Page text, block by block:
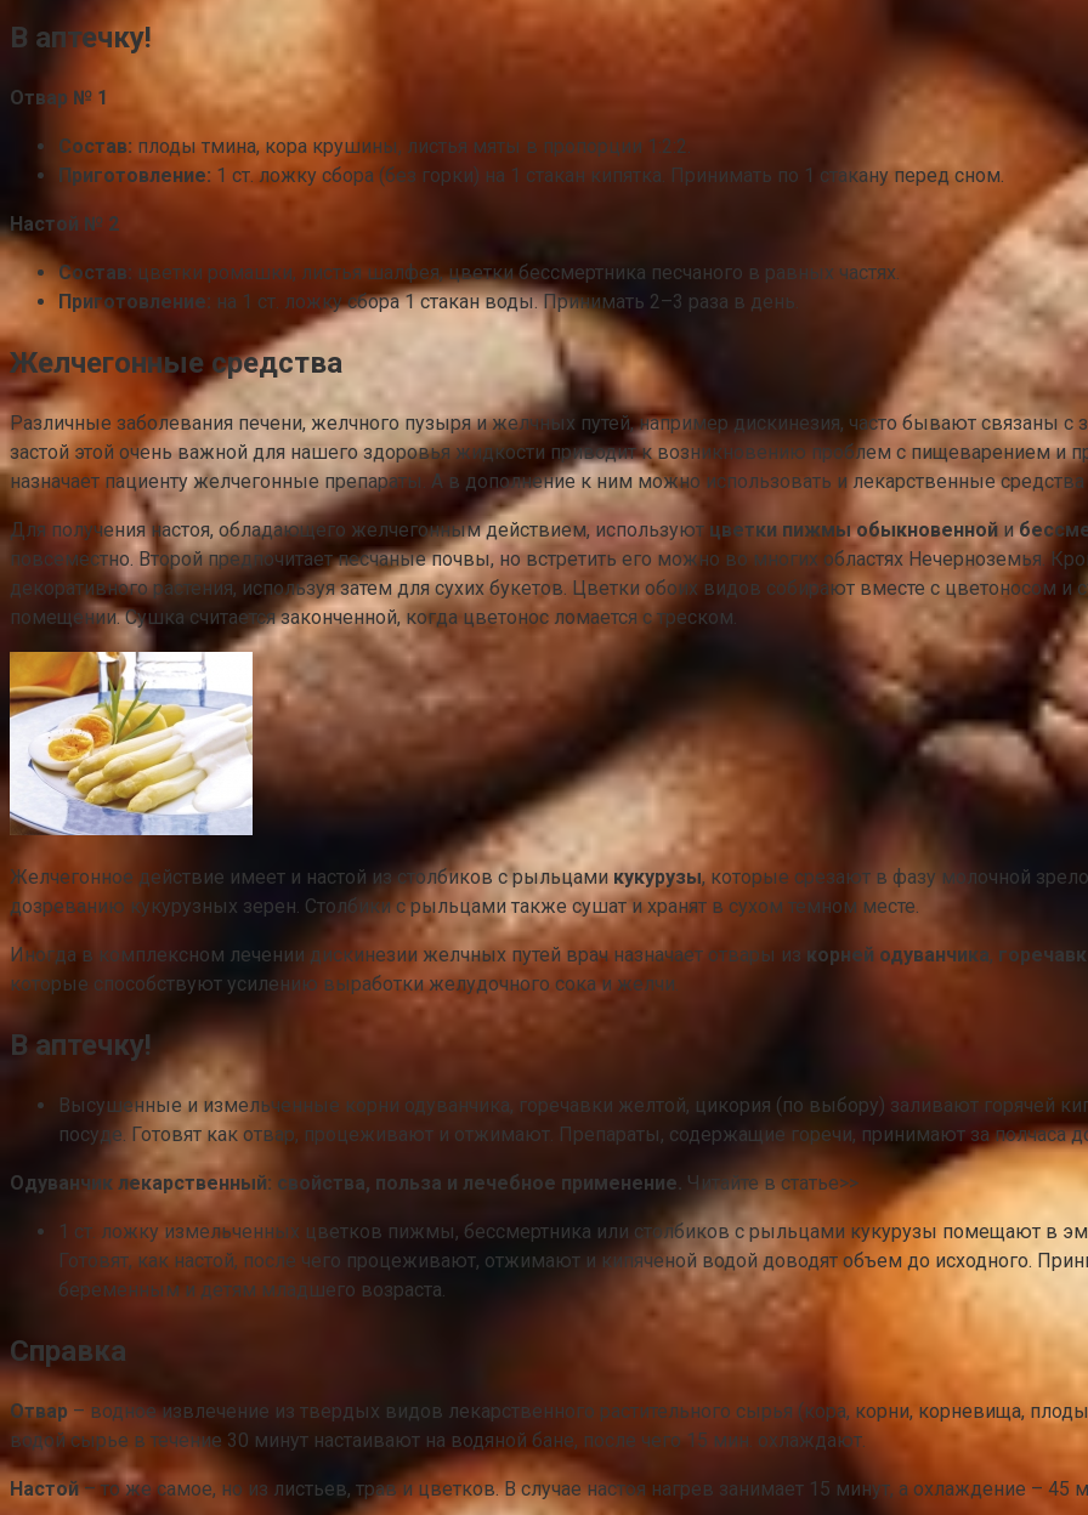
В аптечку!
Отвар № 1
Состав: плоды тмина, кора крушины, листья мяты в пропорции 1:2:2.
Приготовление: 1 ст. ложку сбора (без горки) на 1 стакан кипятка. Принимать по 1 стакану перед сном.
Настой № 2
Состав: цветки ромашки, листья шалфея, цветки бессмертника песчаного в равных частях.
Приготовление: на 1 ст. ложку сбора 1 стакан воды. Принимать 2–3 раза в день.
Желчегонные средства
Различные заболевания печени, желчного пузыря и желчных путей, например дискинезия, часто бывают связаны
застой этой очень важной для нашего здоровья жидкости приводит к возникновению проблем с пищеварением и
назначает пациенту желчегонные препараты. А в дополнение к ним можно использовать и лекарственные средства
Для получения настоя, обладающего желчегонным действием, используют цветки пижмы обыкновенной и
повсеместно. Второй предпочитает песчаные почвы, но встретить его можно во многих областях Нечерноземья.
декоративного растения, используя затем для сухих букетов. Цветки обоих видов собирают вместе с цветоносом
помещении. Сушка считается законченной, когда цветонос ломается с треском.
Желчегонное действие имеет и настой из столбиков с рыльцами кукурузы, которые срезают в фазу молочной
дозреванию кукурузных зерен. Столбики с рыльцами также сушат и хранят в сухом темном месте.
Иногда в комплексном лечении дискинезии желчных путей врач назначает отвары из корней одуванчика,
которые способствуют усилению выработки желудочного сока и желчи.
В аптечку!
Высушенные и измельченные корни одуванчика, горечавки желтой, цикория (по выбору) заливают горячей
посуде. Готовят как отвар, процеживают и отжимают. Препараты, содержащие горечи, принимают за полчаса
Одуванчик лекарственный: свойства, польза и лечебное применение. Читайте в статье>>
1 ст. ложку измельченных цветков пижмы, бессмертника или столбиков с рыльцами кукурузы помещают в
Готовят, как настой, после чего процеживают, отжимают и кипяченой водой доводят объем до исходного.
беременным и детям младшего возраста.
Справка
Отвар – водное извлечение из твердых видов лекарственного растительного сырья (кора, корни, корневища,
водой сырье в течение 30 минут настаивают на водяной бане, после чего 15 мин. охлаждают.
Настой– то же самое, но из листьев, трав и цветков. В случае настоя нагрев занимает 15 минут, а охлаждение – 45